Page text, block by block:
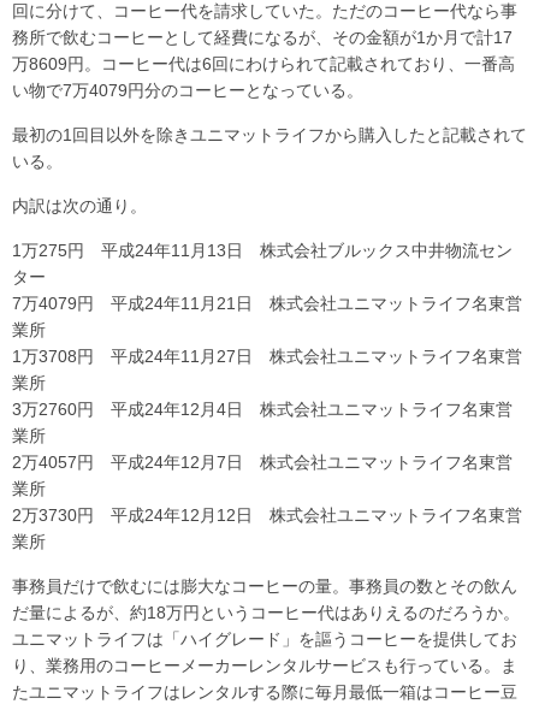
回に分けて、コーヒー代を請求していた。ただのコーヒー代なら事
務所で飲むコーヒーとして経費になるが、その金額が1か月で計17
万8609円。コーヒー代は6回にわけられて記載されており、一番高
い物で7万4079円分のコーヒーとなっている。
最初の1回目以外を除きユニマットライフから購入したと記載されて
いる。
内訳は次の通り。
1万275円 平成24年11月13日 株式会社ブルックス中井物流セン
ター
7万4079円 平成24年11月21日 株式会社ユニマットライフ名東営
業所
1万3708円 平成24年11月27日 株式会社ユニマットライフ名東営
業所
3万2760円 平成24年12月4日 株式会社ユニマットライフ名東営
業所
2万4057円 平成24年12月7日 株式会社ユニマットライフ名東営
業所
2万3730円 平成24年12月12日 株式会社ユニマットライフ名東営
業所
事務員だけで飲むには膨大なコーヒーの量。事務員の数とその飲ん
だ量によるが、約18万円というコーヒー代はありえるのだろうか。
ユニマットライフは「ハイグレード」を謳うコーヒーを提供してお
り、業務用のコーヒーメーカーレンタルサービスも行っている。ま
たユニマットライフはレンタルする際に毎月最低一箱はコーヒー豆